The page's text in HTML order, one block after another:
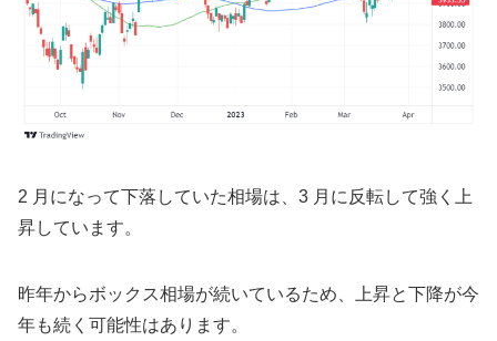
2 月になって下落していた相場は、3 月に反転して強く上
昇しています。
昨年からボックス相場が続いているため、上昇と下降が今
年も続く可能性はあります。